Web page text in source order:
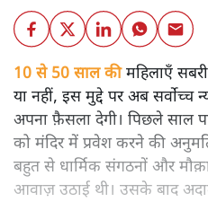
10 से 50 साल कीमहिलाएँ
या नहीं, इस मुद्दे पर अब
अपना फ़ैसला देगी। पिछले साल
को मंदिर में प्रवेश करने की
बहुत से धार्मिक संगठनों और
आवाज़ उठाई थी। उसके बाद